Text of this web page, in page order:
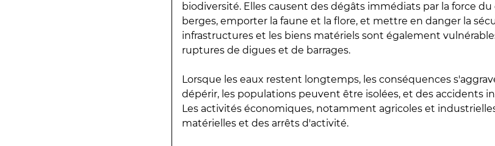
biodiversité. Elles causent des dégâts immédiats par la force
berges, emporter la faune et la flore, et mettre en danger la
infrastructures et les biens matériels sont également
ruptures de digues et de barrages.
Lorsque les eaux restent longtemps, les conséquences
dépérir, les populations peuvent être isolées, et des accidents
Les activités économiques, notamment agricoles et
matérielles et des arrêts d'activité.